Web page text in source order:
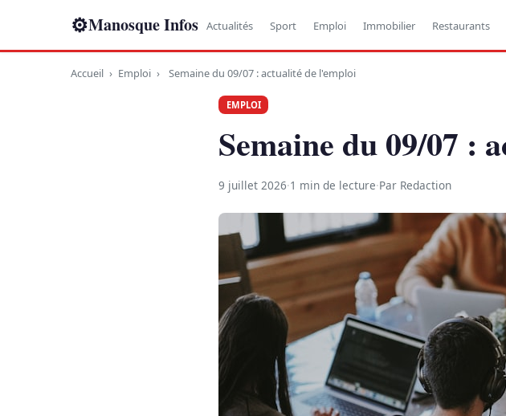
⚙Manosque Infos Actualités Sport Emploi Immobilier Restaurants
Accueil › Emploi › Semaine du 09/07 : actualité de l'emploi
EMPLOI
Semaine du 09/07 :
9 juillet 2026·1 min de lecture·Par Redaction